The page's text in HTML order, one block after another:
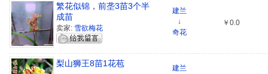
繁花似锦，前垄3苗3个半
成苗
卖家: 雪欲梅花
建兰
↓
奇花
￥0.0
梨山狮王8苗1花苞
建兰